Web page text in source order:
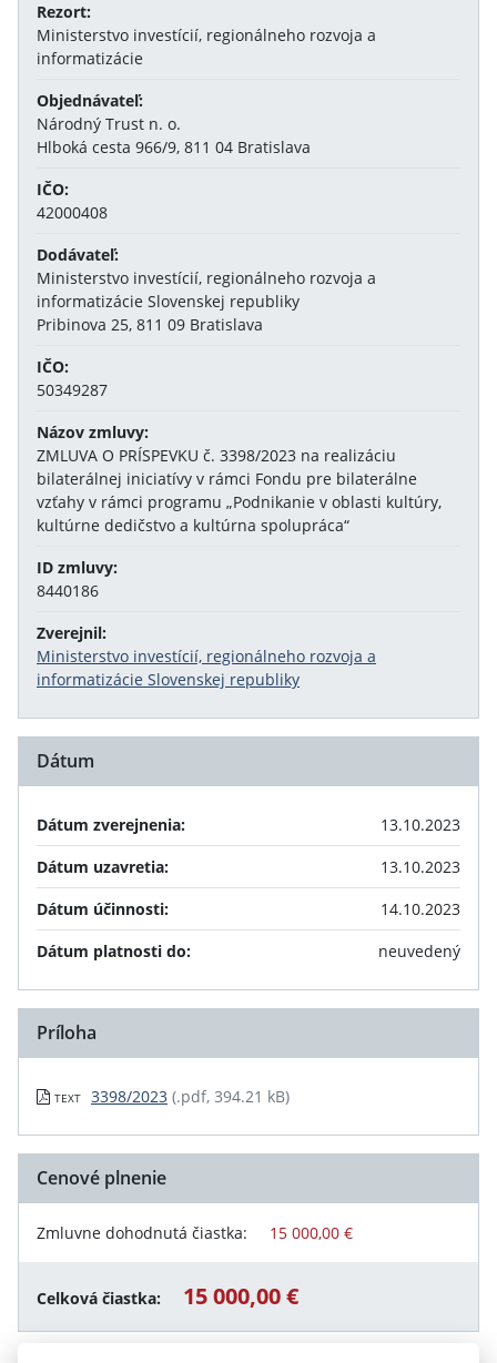
Rezort:
Ministerstvo investícií, regionálneho rozvoja a
informatizácie
Objednávateľ:
Národný Trust n. o.
Hlboká cesta 966/9, 811 04 Bratislava
IČO:
42000408
Dodávateľ:
Ministerstvo investícií, regionálneho rozvoja a
informatizácie Slovenskej republiky
Pribinova 25, 811 09 Bratislava
IČO:
50349287
Názov zmluvy:
ZMLUVA O PRÍSPEVKU č. 3398/2023 na realizáciu
bilaterálnej iniciatívy v rámci Fondu pre bilaterálne
vzťahy v rámci programu „Podnikanie v oblasti kultúry,
kultúrne dedičstvo a kultúrna spolupráca“
ID zmluvy:
8440186
Zverejnil:
Ministerstvo investícií, regionálneho rozvoja a
informatizácie Slovenskej republiky
Dátum
Dátum zverejnenia:
13.10.2023
Dátum uzavretia:
13.10.2023
Dátum účinnosti:
14.10.2023
Dátum platnosti do:
neuvedený
Príloha
TEXT 3398/2023 (.pdf, 394.21 kB)
Cenové plnenie
Zmluvne dohodnutá čiastka: 15 000,00 €
Celková čiastka: 15 000,00 €